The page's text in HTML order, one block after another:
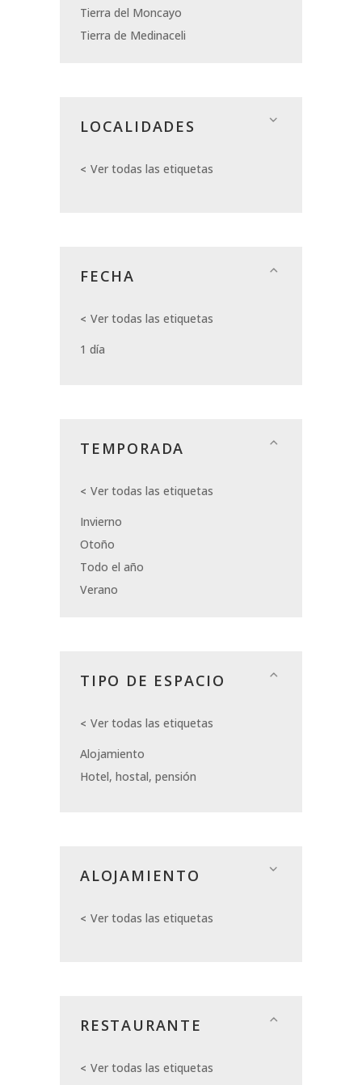
Tierra del Moncayo
Tierra de Medinaceli
LOCALIDADES
Ver todas las etiquetas
FECHA
Ver todas las etiquetas
1 día
TEMPORADA
Ver todas las etiquetas
Invierno
Otoño
Todo el año
Verano
TIPO DE ESPACIO
Ver todas las etiquetas
Alojamiento
Hotel, hostal, pensión
ALOJAMIENTO
Ver todas las etiquetas
RESTAURANTE
Ver todas las etiquetas